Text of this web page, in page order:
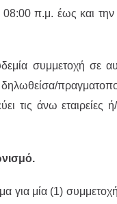
π.μ. έως και την
συμμετοχή σε
τις άνω εταιρείες
για μία (1)